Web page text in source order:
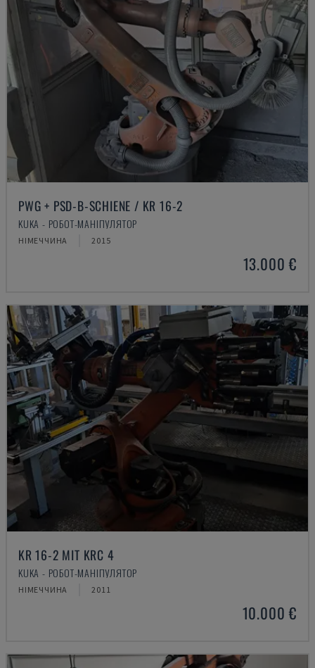
PWG + PSD-B-SCHIENE / KR 16-2
KUKA - РОБОТ-МАНІПУЛЯТОР
НІМЕЧЧИНА 2015
13.000 €
KR 16-2 MIT KRC 4
KUKA - РОБОТ-МАНІПУЛЯТОР
НІМЕЧЧИНА 2011
10.000 €